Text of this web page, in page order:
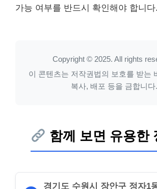
가능 여부를 반드시 확인해야 합니다.
Copyright © 2025. All rights
이 콘텐츠는 저작권법의 보호를 받는
복사, 배포 등을 금합니다.
함께 보면 유용한
경기도 수원시 장안구 정자1